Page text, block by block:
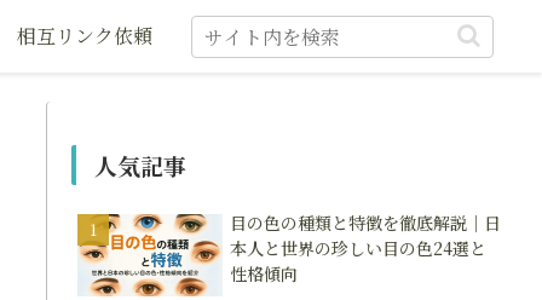
相互リンク依頼
人気記事
目の色の種類と特徴を徹底解説｜日
本人と世界の珍しい目の色24選と
性格傾向